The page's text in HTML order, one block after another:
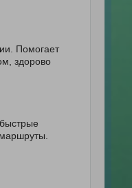
Помогает
здорово